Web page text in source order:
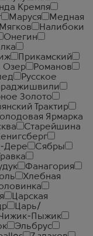
Кремля
Маруся
Медная
Мягков
Налибоки
Онегин
Прикамский
Озер
Романов
Русское
Золото
Трактир
Ярмарка
Старейшина
Дере
Сябры
Травка
Фанагория
Хлебная
Царская
Царь/
Пыжик
Эльбрус